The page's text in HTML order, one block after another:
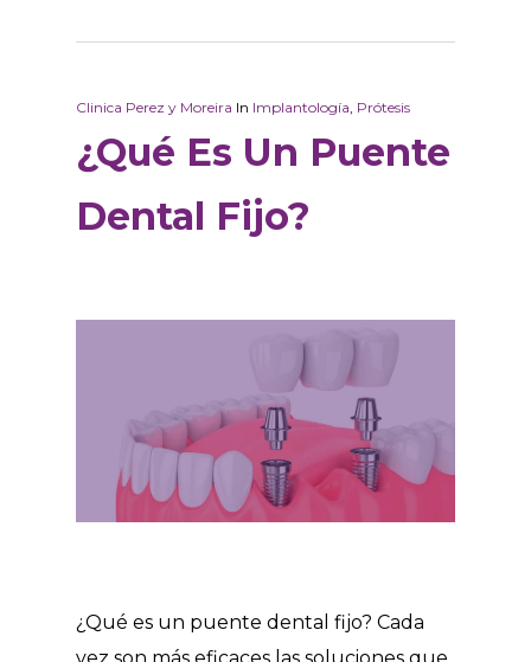
Clinica Perez y Moreira In Implantología, Prótesis
¿Qué Es Un Puente
Dental Fijo?
¿Qué es un puente dental fijo? Cada